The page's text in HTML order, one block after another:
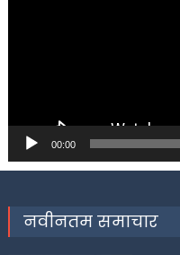
00:00
नवीनतम समाचार